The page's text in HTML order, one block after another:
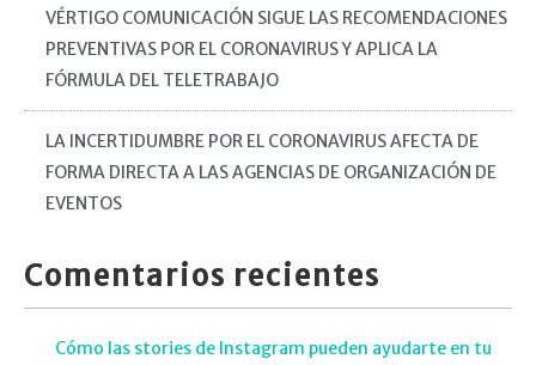
VÉRTIGO COMUNICACIÓN SIGUE LAS RECOMENDACIONES
PREVENTIVAS POR EL CORONAVIRUS Y APLICA LA
FÓRMULA DEL TELETRABAJO
LA INCERTIDUMBRE POR EL CORONAVIRUS AFECTA DE
FORMA DIRECTA A LAS AGENCIAS DE ORGANIZACIÓN DE
EVENTOS
Comentarios recientes
Cómo las stories de Instagram pueden ayudarte en tu